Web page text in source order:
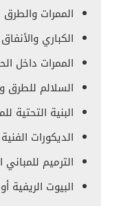
الممرات والطرق
الكباري
الممرات داخل
السلالم للطرق
البنية التحتية
الديكورات
الترميم للمباني
البيوت